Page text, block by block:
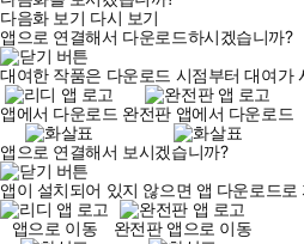
다음화 보기 다시 보기
앱으로 연결해서 다운로드하시겠습니까?
대여한 작품은 다운로드 시점부터 대여가
앱에서 다운로드 완전판 앱에서 다운로드
앱으로 연결해서 보시겠습니까?
앱이 설치되어 있지 않으면 앱 다운로드로
앱으로 이동
완전판 앱으로 이동